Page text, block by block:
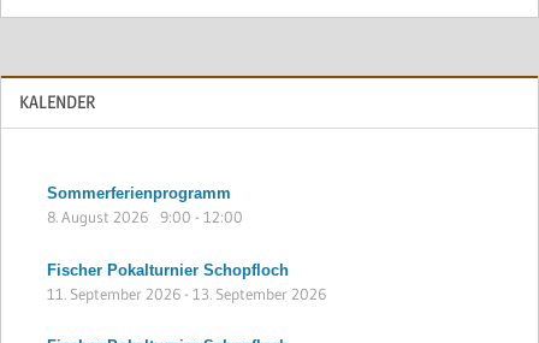
KALENDER
Sommerferienprogramm
8. August 2026 9:00 - 12:00
Fischer Pokalturnier Schopfloch
11. September 2026- 13. September 2026